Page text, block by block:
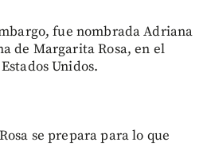
fue nombrada Adriana
de Margarita Rosa, en el
Unidos.
se prepara para lo que